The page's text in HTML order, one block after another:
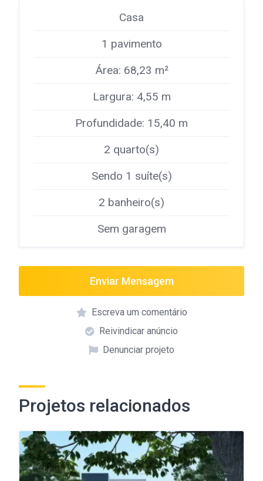
Casa
1 pavimento
Área: 68,23 m²
Largura: 4,55 m
Profundidade: 15,40 m
2 quarto(s)
Sendo 1 suíte(s)
2 banheiro(s)
Sem garagem
Enviar Mensagem
Escreva um comentário
Reivindicar anúncio
Denunciar projeto
Projetos relacionados